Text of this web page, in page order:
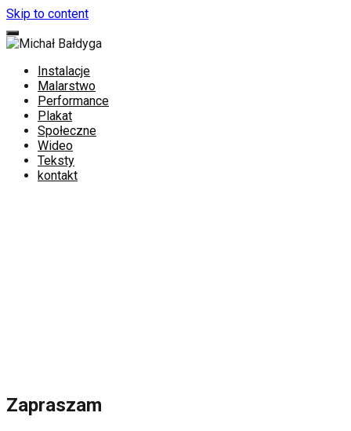
Skip to content
Instalacje
Malarstwo
Performance
Plakat
Społeczne
Wideo
Teksty
kontakt
Zapraszam